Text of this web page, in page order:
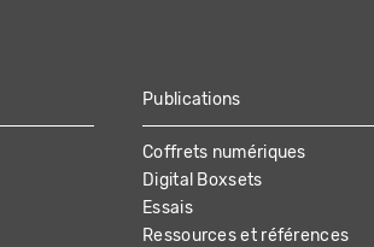
Publications
Coffrets numériques
Digital Boxsets
Essais
Ressources et références